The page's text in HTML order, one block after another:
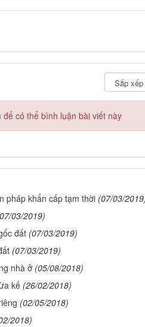
có thể bình luận bài viết này
pháp khẩn cấp tạm thời (07/03/
03/2019)
đất (07/03/2019)
(07/03/2019)
nhà ở (05/08/2018)
kế (26/02/2018)
(02/05/2018)
2018)